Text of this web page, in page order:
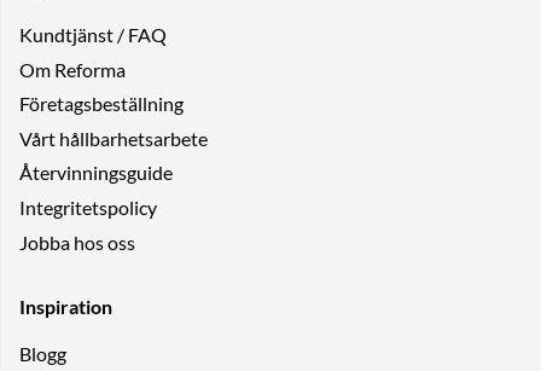
Kundtjänst / FAQ
Om Reforma
Företagsbeställning
Vårt hållbarhetsarbete
Återvinningsguide
Integritetspolicy
Jobba hos oss
Inspiration
Blogg